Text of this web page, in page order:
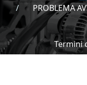
PROBLEMA
Termini